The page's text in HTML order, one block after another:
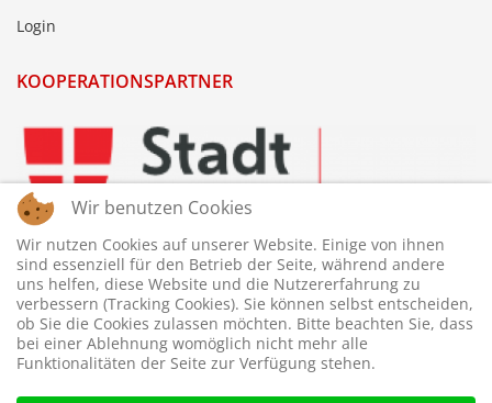
Login
KOOPERATIONSPARTNER
Wir benutzen Cookies
Wir nutzen Cookies auf unserer Website. Einige von ihnen
sind essenziell für den Betrieb der Seite, während andere
uns helfen, diese Website und die Nutzererfahrung zu
verbessern (Tracking Cookies). Sie können selbst entscheiden,
ob Sie die Cookies zulassen möchten. Bitte beachten Sie, dass
bei einer Ablehnung womöglich nicht mehr alle
Funktionalitäten der Seite zur Verfügung stehen.